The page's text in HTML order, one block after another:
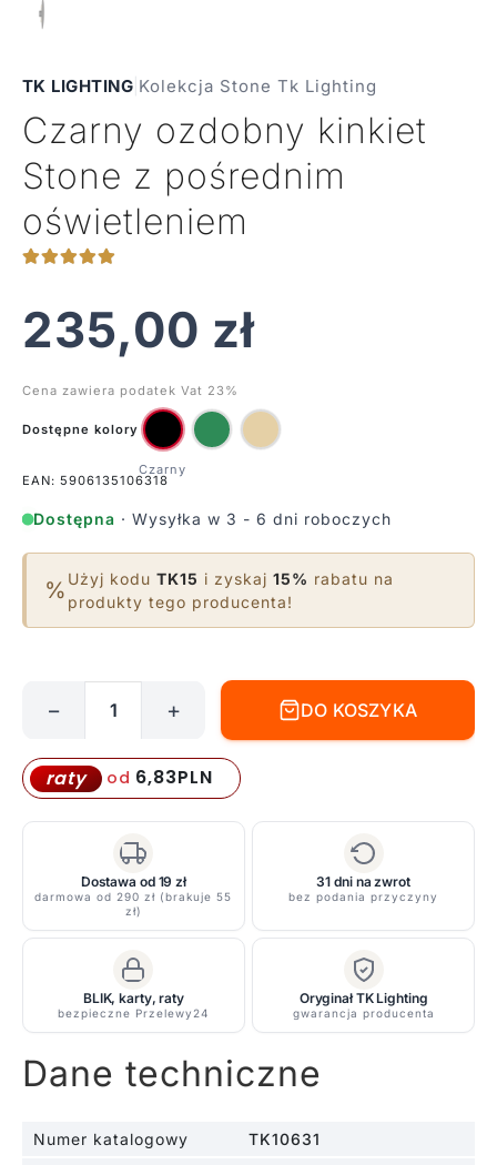
TK LIGHTING Kolekcja Stone Tk Lighting
Czarny ozdobny kinkiet
Stone z pośrednim
oświetleniem
235,00 zł
Cena zawiera podatek Vat 23%
Dostępne kolory
EAN: 5906135106318
Dostępna · Wysyłka w 3 - 6 dni roboczych
% Użyj kodu TK15 i zyskaj 15% rabatu na
produkty tego producenta!
ozdobny
kinkiet
Stone
pośrednim
oświetleniem
− + DO KOSZYKA
raty od 6,83PLN
Dostawa od 19 zł
darmowa od 290 zł (brakuje 55
zł)
31 dni na zwrot
bez podania przyczyny
BLIK, karty, raty
bezpieczne Przelewy24
Oryginał TK Lighting
gwarancja producenta
Dane techniczne
Numer katalogowy
TK10631